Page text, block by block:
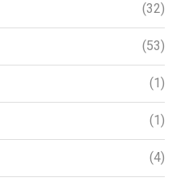
(32)
(53)
(1)
(1)
(4)